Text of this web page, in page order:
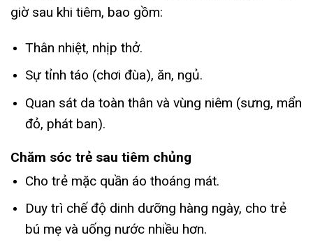
giờ sau khi tiêm, bao gồm:
Thân nhiệt, nhịp thở.
Sự tỉnh táo (chơi đùa), ăn, ngủ.
Quan sát da toàn thân và vùng niêm (sưng, mẩn
đỏ, phát ban).
Chăm sóc trẻ sau tiêm chủng
Cho trẻ mặc quần áo thoáng mát.
Duy trì chế độ dinh dưỡng hàng ngày, cho trẻ
bú mẹ và uống nước nhiều hơn.